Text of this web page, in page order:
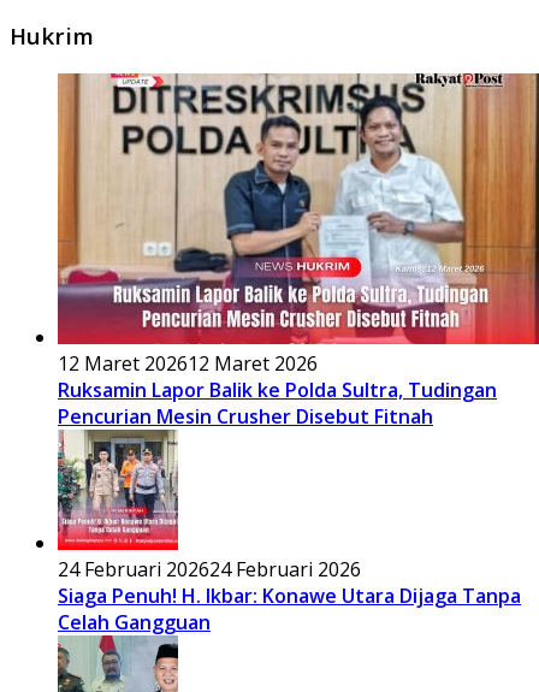
Hukrim
12 Maret 202612 Maret 2026
Ruksamin Lapor Balik ke Polda Sultra, Tudingan
Pencurian Mesin Crusher Disebut Fitnah
24 Februari 202624 Februari 2026
Siaga Penuh! H. Ikbar: Konawe Utara Dijaga Tanpa
Celah Gangguan